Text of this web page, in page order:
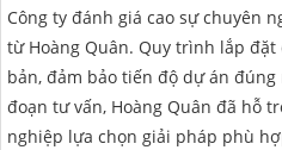
Công ty đánh giá cao sự chuyên
từ Hoàng Quân. Quy trình lắp
bản, đảm bảo tiến độ dự án
đoạn tư vấn, Hoàng Quân đã hỗ
nghiệp lựa chọn giải pháp phù